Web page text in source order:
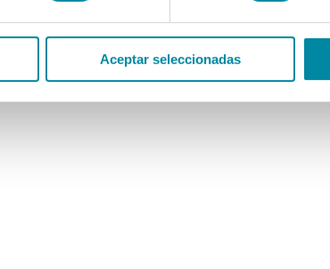
Aceptar seleccionadas